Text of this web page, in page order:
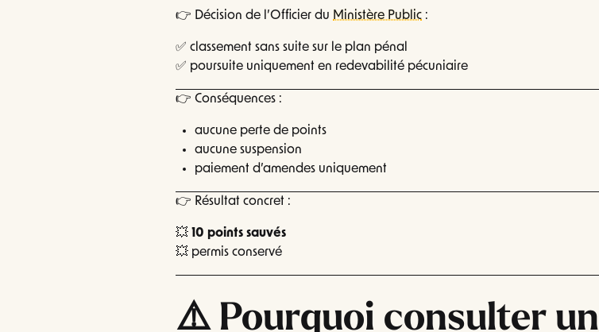
👉 Décision de l’Officier duMinistère Public :
✅ classement sans suite sur le plan pénal
✅ poursuite uniquement en redevabilité pécuniaire
👉 Conséquences :
aucune perte de points
aucune suspension
paiement d’amendes uniquement
👉 Résultat concret :
💥10 points sauvés
💥 permis conservé
⚠️ Pourquoi consulter un